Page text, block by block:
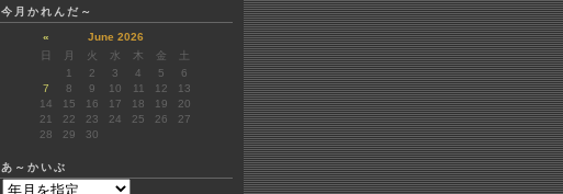
今月かれんだ～
«
June 2026
日
月 火 水 木 金
土
1
2 3 4 5
6
7
8 9 10 11 12
13
14
15 16 17 18 19
20
21
22 23 24 25 26
27
28
29 30
あ～かいぶ